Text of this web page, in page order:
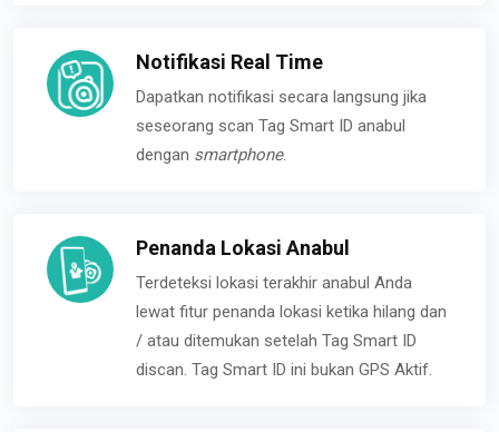
Notifikasi Real Time
Dapatkan notifikasi secara langsung jika
seseorang scan Tag Smart ID anabul
dengan smartphone.
Penanda Lokasi Anabul
Terdeteksi lokasi terakhir anabul Anda
lewat fitur penanda lokasi ketika hilang dan
/ atau ditemukan setelah Tag Smart ID
discan. Tag Smart ID ini bukan GPS Aktif.